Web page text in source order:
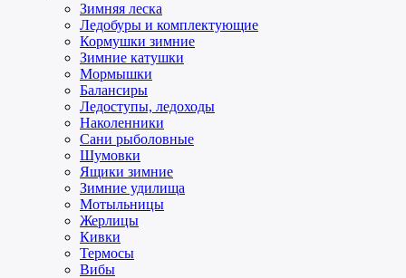
Зимняя леска
Ледобуры и комплектующие
Кормушки зимние
Зимние катушки
Мормышки
Балансиры
Ледоступы, ледоходы
Наколенники
Сани рыболовные
Шумовки
Ящики зимние
Зимние удилища
Мотыльницы
Жерлицы
Кивки
Термосы
Вибы